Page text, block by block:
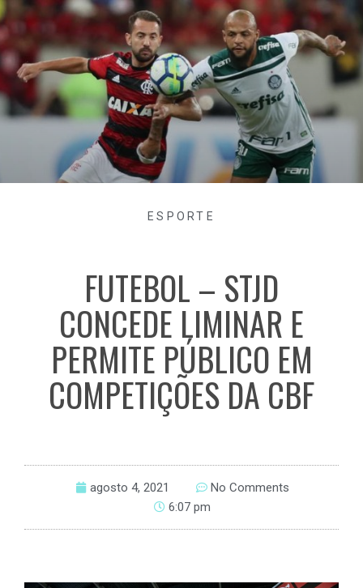
ESPORTE
FUTEBOL – STJD
CONCEDE LIMINAR E
PERMITE PÚBLICO EM
COMPETIÇÕES DA CBF
agosto 4, 2021
No Comments
6:07 pm